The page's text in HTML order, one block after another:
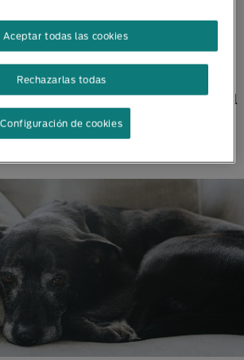
de oro alcanza a nuestra
evidenciar algunos cambios en
seniortienden a ser menos
sea una consecuencia del
su cuerpo, o bien, por debilidad
y cartílagos.
Rechazarlas todas
Aceptar todas las cookies
Configuración de cookies